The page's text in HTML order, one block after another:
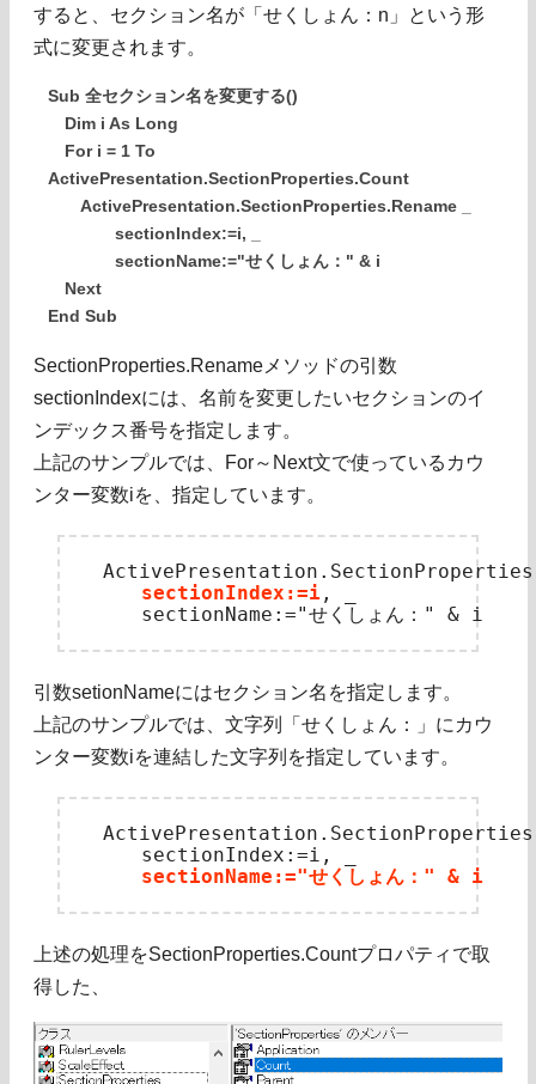
すると、セクション名が「せくしょん：n」という形
式に変更されます。
Sub 全セクション名を変更する()
Dim i As Long
For i = 1 To
ActivePresentation.SectionProperties.Count
ActivePresentation.SectionProperties.Rename _
sectionIndex:=i, _
sectionName:="せくしょん：" & i
Next
End Sub
SectionProperties.Renameメソッドの引数
sectionIndexには、名前を変更したいセクションのイ
ンデックス番号を指定します。
上記のサンプルでは、For～Next文で使っているカウ
ンター変数iを、指定しています。
sectionIndex:=i , _
引数setionNameにはセクション名を指定します。
上記のサンプルでは、文字列「せくしょん：」にカウ
ンター変数iを連結した文字列を指定しています。
sectionIndex:=i, _
sectionName:="せくしょん：" & i
上述の処理をSectionProperties.Countプロパティで取
得した、